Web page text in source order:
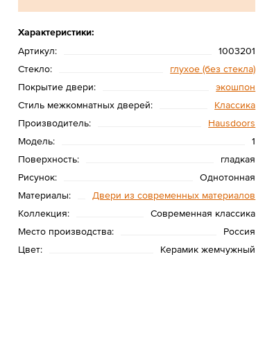
Характеристики:
Артикул:
1003201
Стекло:
глухое (без стекла)
Покрытие двери:
экошпон
Стиль межкомнатных дверей:
Классика
Производитель:
Hausdoors
Модель:
1
Поверхность:
гладкая
Рисунок:
Однотонная
Материалы:
Двери из современных материалов
Коллекция:
Современная классика
Место производства:
Россия
Цвет:
Керамик жемчужный